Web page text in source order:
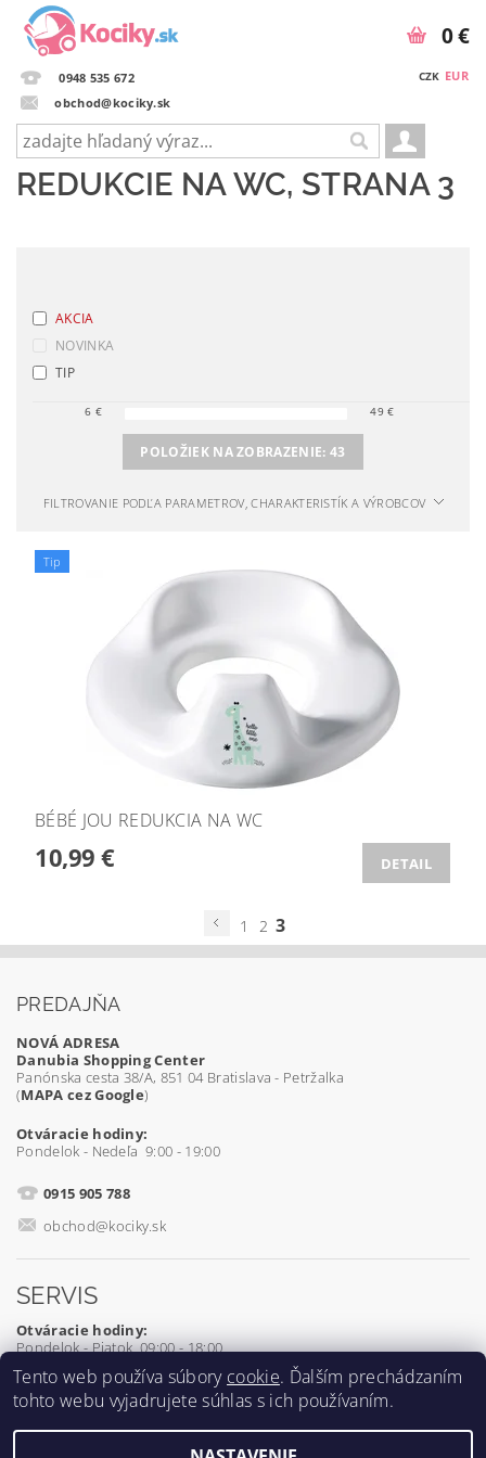
0948 535 672
obchod@kociky.sk
CZK EUR
0 €
REDUKCIE NA WC, STRANA 3
AKCIA
NOVINKA
TIP
6 € 49€
POLOŽIEK NA ZOBRAZENIE:43
FILTROVANIE PODĽA PARAMETROV, CHARAKTERISTÍK A VÝROBCOV
Tip
BÉBÉ JOU REDUKCIA NA WC
10,99 € DETAIL
1 2 3
PREDAJŇA
NOVÁ ADRESA
Danubia Shopping Center
Panónska cesta 38/A, 851 04 Bratislava - Petržalka
(MAPA cez Google)
Otváracie hodiny:
Pondelok - Nedeľa 9:00 - 19:00
0915 905 788
obchod@kociky.sk
SERVIS
Otváracie hodiny:
Pondelok - Piatok 09:00 - 18:00
0905 539 927
Tento web používa súbory cookie. Ďalším prechádzaním
tohto webu vyjadrujete súhlas s ich používaním.